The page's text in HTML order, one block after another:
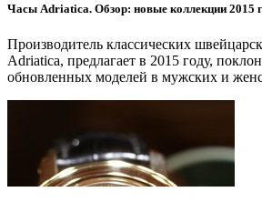
Часы Adriatica. Обзор: новые коллекции 2015
Производитель классических
Adriatica, предлагает в 2015 году,
обновленных моделей в мужских и